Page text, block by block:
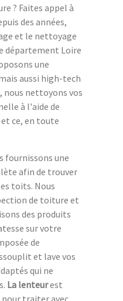
? Faites appel à
des années,
et le nettoyage
département Loire
une
aussi high-tech
nous nettoyons vos
à l'aide de
ce, en toute
fournissons une
afin de trouver
toits. Nous
de toiture et
des produits
sur votre
de
et lave vos
qui ne
La lenteurest